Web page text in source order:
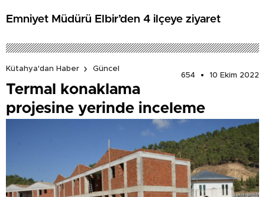
Emniyet Müdürü Elbir’den 4 ilçeye ziyaret
Kütahya'dan Haber
Güncel
654
10 Ekim 2022
Termal konaklama
projesine yerinde inceleme